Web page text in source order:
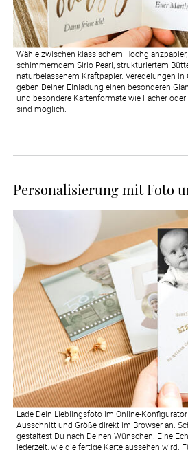
Wähle zwischen klassischem
schimmerndem Sirio Pearl, strukturiertem
naturbelassenem Kraftpapier. Veredelungen in
geben Deiner Einladung einen besonderen
und besondere Kartenformate wie Fächer
sind möglich.
Personalisierung mit Foto
Lade Dein Lieblingsfoto im Online-
Ausschnitt und Größe direkt im Browser an.
gestaltest Du nach Deinen Wünschen. Eine
jederzeit, wie die fertige Karte aussehen wird.